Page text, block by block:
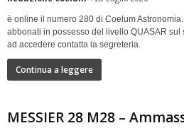
è online il numero 280 di Coelum
abbonati in possesso del livello QUASAR sul
ad accedere contatta la segreteria.
Continua a leggere
MESSIER 28 M28 –